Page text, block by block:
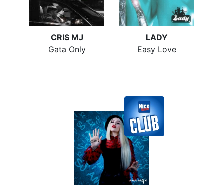
CRIS MJ
Gata Only
LADY
Easy Love